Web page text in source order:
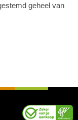
geheel van